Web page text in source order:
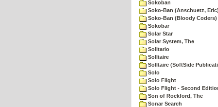
Sokoban
Soko-Ban (Anschuetz,
Soko-Ban (Bloody Coders)
Sokobar
Solar Star
Solar System, The
Solitario
Solltaire
Solltaire (SoftSide
Solo
Solo Flight
Solo Flight - Second
Son of Rockford, The
Sonar Search